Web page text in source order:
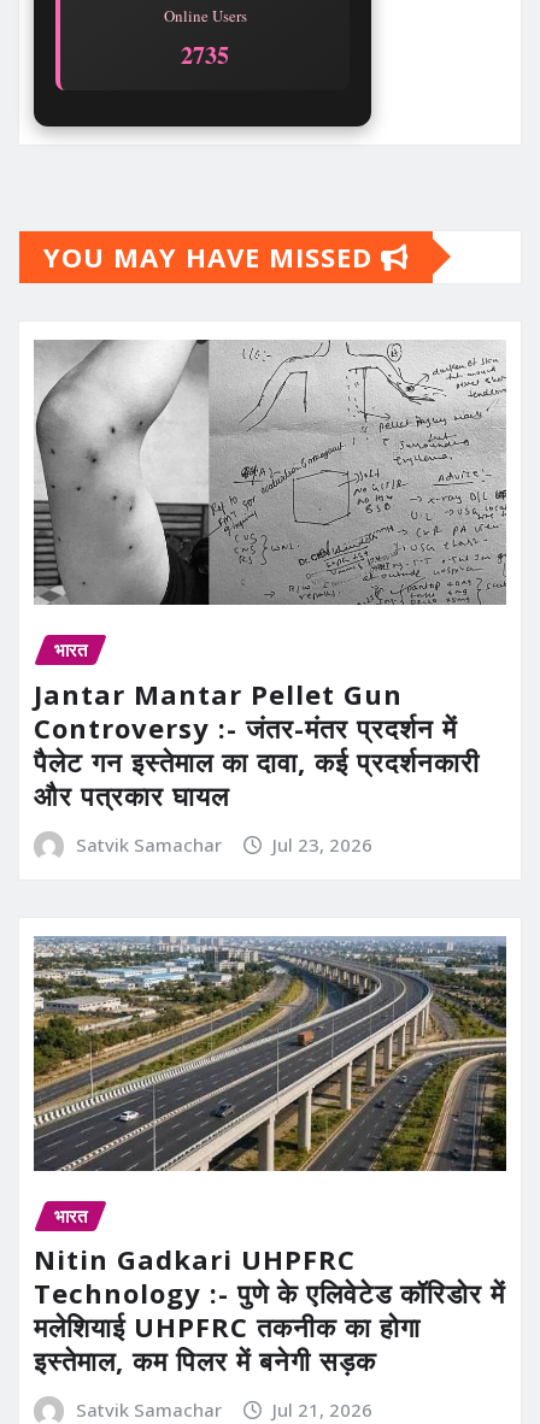
Online Users
2735
YOU MAY HAVE MISSED
भारत
Jantar Mantar Pellet Gun
Controversy :- जंतर-मंतर प्रदर्शन में
पैलेट गन इस्तेमाल का दावा, कई प्रदर्शनकारी
और पत्रकार घायल
Satvik Samachar Jul 23, 2026
भारत
Nitin Gadkari UHPFRC
Technology :- पुणे के एलिवेटेड कॉरिडोर में
मलेशियाई UHPFRC तकनीक का होगा
इस्तेमाल, कम पिलर में बनेगी सड़क
Satvik Samachar Jul 21, 2026